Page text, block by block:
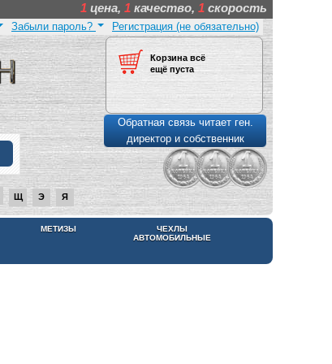
1 цена, 1 качество, 1 скорость
Регистрация (не обязательно)
Забыли пароль?
Корзина всё
ещё пуста
Обратная связь читает ген.
директор и собственник
Щ Э Я
МЕТИЗЫ
ЧЕХЛЫ
АВТОМОБИЛЬНЫЕ